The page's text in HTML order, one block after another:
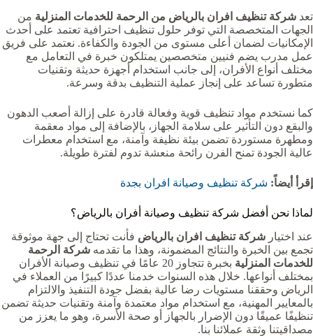
تعد شركة تنظيف افران بالرياض من الرحمة للخدمات المنزلية من
الجهات المتخصصة التي توفر حلول تنظيف احترافية تعتمد على أحدث
الإمكانيات لضمان أعلى مستوى من الجودة والكفاءة. نعتمد على فريق
عمل مدرب يضم فنيين متخصصين يمتلكون خبرة في التعامل مع
مختلف أنواع الأفران، إلى جانب استخدام أجهزة حديثة وتقنيات
متطورة تساعد على إنجاز عملية التنظيف بدقة وسرعة.
كما نستخدم مواد تنظيف قوية وفعالة قادرة على إزالة أصعب الدهون
والبقع دون التأثير على سلامة الجهاز، بالإضافة إلى مواد معقمة
ومطهرة مستوردة تضمن بيئة نظيفة وآمنة، مع استخدام معطرات
عالية الجودة تمنح الفرن رائحة منعشة تدوم لفترة طويلة.
إقرأ أيضاً: شركة تنظيف وصيانة افران بجدة
لماذا نحن أفضل شركة تنظيف وصيانة أفران بالرياض؟
عند اختيار شركة تنظيف افران بالرياض فأنت تحتاج إلى جهة موثوقة
تجمع بين الخبرة والنتائج المضمونة، وهذا ما تقدمه شركة الرحمة
للخدمات المنزلية
بخبرة تتجاوز 20 عامًا في تنظيف وصيانة الأفران
بمختلف أنواعها. خلال هذه السنوات خدمنا عددًا كبيرًا من العملاء في
الرياض وحققنا مستويات رضا عالية بفضل جودة التنفيذ والالتزام
بالمعايير المهنية، مع استخدام مواد معتمدة وآمنة وتقنيات حديثة تضمن
تنظيفًا عميقًا دون الإضرار بالجهاز أو صحة الأسرة، وهو ما يعزز من
مصداقيتنا وثقة عملائنا بنا.